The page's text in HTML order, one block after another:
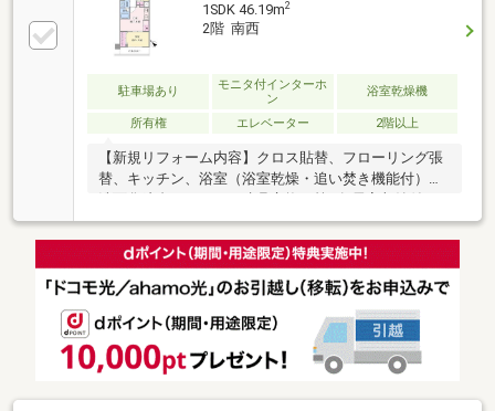
1SDK 46.19m2
2階 南西
駐車場あり
モニタ付インターホ
ン
浴室乾燥機
所有権 エレベーター 2階以上
【新規リフォーム内容】クロス貼替、フローリング張
替、キッチン、浴室（浴室乾燥・追い焚き機能付）、
洗面化粧台、トイレ、建具交換、等■各居室収納付き
■JR横浜線「矢部」駅・「淵野辺」駅の2駅利用可能■
複数のスーパーや、小・中学校、郵便局、病院等が徒
歩10分圏内に揃う好立地♪■新耐震基準適合マンション
■管理員日勤、共用部は安心のオートロックセキュリ
新居のご購入までをすべてサポート！ナイス株式会社
がお客様一人ひとりに合ったお住み替えをご提案いた
します。